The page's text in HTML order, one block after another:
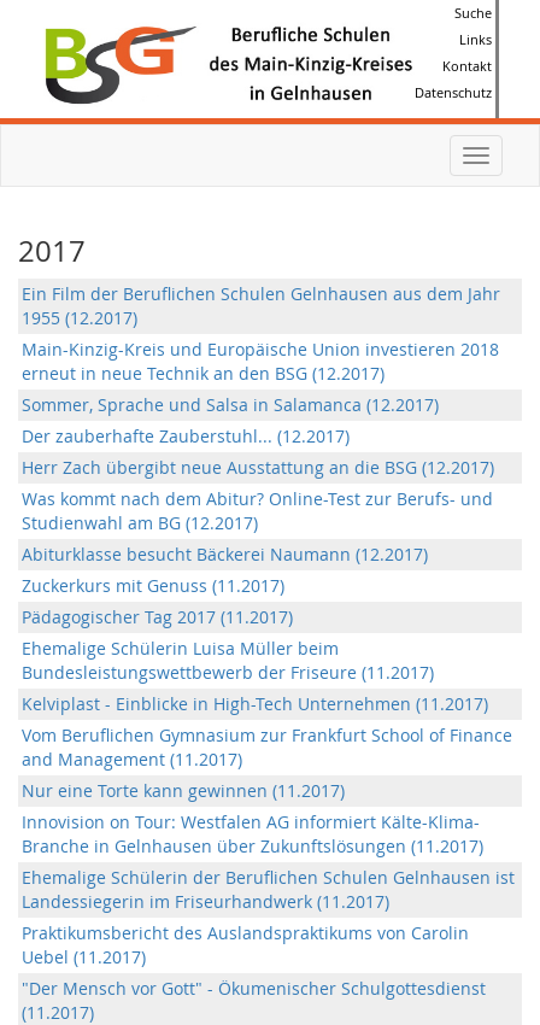
Suche
Links
Kontakt
Datenschutz
Toggle
2017
Ein Film der Beruflichen Schulen Gelnhausen aus dem Jahr
1955 (12.2017)
Main-Kinzig-Kreis und Europäische Union investieren 2018
erneut in neue Technik an den BSG (12.2017)
Sommer, Sprache und Salsa in Salamanca (12.2017)
Der zauberhafte Zauberstuhl... (12.2017)
Herr Zach übergibt neue Ausstattung an die BSG (12.2017)
Was kommt nach dem Abitur? Online-Test zur Berufs- und
Studienwahl am BG (12.2017)
Abiturklasse besucht Bäckerei Naumann (12.2017)
Zuckerkurs mit Genuss (11.2017)
Pädagogischer Tag 2017 (11.2017)
Ehemalige Schülerin Luisa Müller beim
Bundesleistungswettbewerb der Friseure (11.2017)
Kelviplast - Einblicke in High-Tech Unternehmen (11.2017)
Vom Beruflichen Gymnasium zur Frankfurt School of Finance
and Management (11.2017)
Nur eine Torte kann gewinnen (11.2017)
Innovision on Tour: Westfalen AG informiert Kälte-Klima-
Branche in Gelnhausen über Zukunftslösungen (11.2017)
Ehemalige Schülerin der Beruflichen Schulen Gelnhausen ist
Landessiegerin im Friseurhandwerk (11.2017)
Praktikumsbericht des Auslandspraktikums von Carolin
Uebel (11.2017)
"Der Mensch vor Gott" - Ökumenischer Schulgottesdienst
(11.2017)